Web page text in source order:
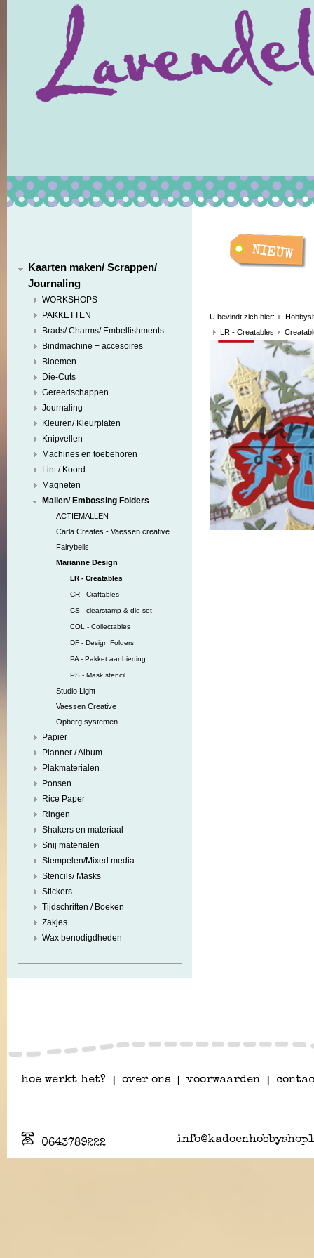
Kaarten maken/ Scrappen/
Journaling
WORKSHOPS
PAKKETTEN
Brads/ Charms/ Embellishments
Bindmachine + accesoires
Bloemen
Die-Cuts
Gereedschappen
Journaling
Kleuren/ Kleurplaten
Knipvellen
Machines en toebehoren
Lint / Koord
Magneten
Mallen/ Embossing Folders
ACTIEMALLEN
Carla Creates - Vaessen creative
Fairybells
Marianne Design
LR - Creatables
CR - Craftables
CS - clearstamp & die set
COL - Collectables
DF - Design Folders
PA - Pakket aanbieding
PS - Mask stencil
Studio Light
Vaessen Creative
Opberg systemen
Papier
Planner / Album
Plakmaterialen
Ponsen
Rice Paper
Ringen
Shakers en materiaal
Snij materialen
Stempelen/Mixed media
Stencils/ Masks
Stickers
Tijdschriften / Boeken
Zakjes
Wax benodigdheden
U bevindt zich hier:
LR - Creatables
hoe werkt het? over ons voorwaarden
0643789222